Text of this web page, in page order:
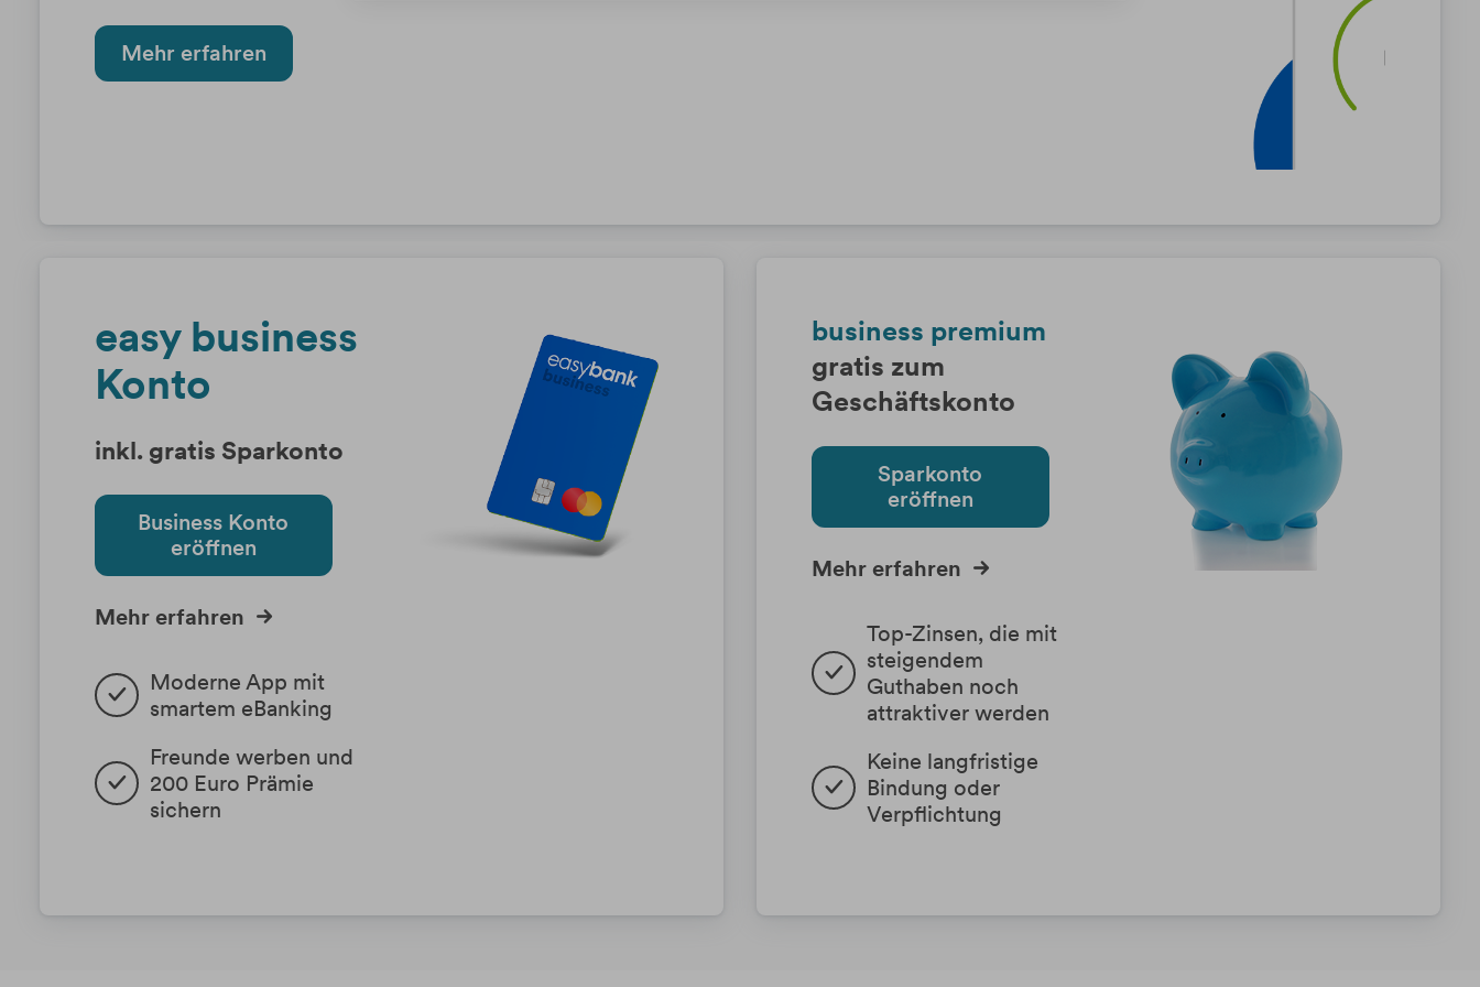
Mehr erfahren
easy business
Konto
inkl. gratis Sparkonto
Business Konto
eröffnen
Mehr erfahren
Moderne App mit
smartem eBanking
Freunde werben und
200 Euro Prämie
sichern
business premium
gratis zum
Geschäftskonto
Sparkonto
eröffnen
Mehr erfahren
Top-Zinsen, die mit
steigendem
Guthaben noch
attraktiver werden
Keine langfristige
Bindung oder
Verpflichtung